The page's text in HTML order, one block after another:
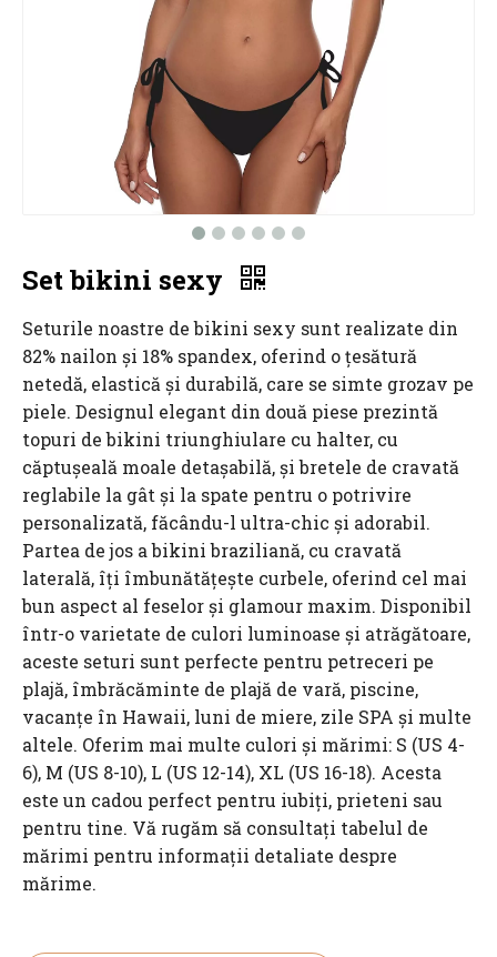
Set bikini sexy
Seturile noastre de bikini sexy sunt realizate din
82% nailon și 18% spandex, oferind o țesătură
netedă, elastică și durabilă, care se simte grozav pe
piele. Designul elegant din două piese prezintă
topuri de bikini triunghiulare cu halter, cu
căptușeală moale detașabilă, și bretele de cravată
reglabile la gât și la spate pentru o potrivire
personalizată, făcându-l ultra-chic și adorabil.
Partea de jos a bikini braziliană, cu cravată
laterală, îți îmbunătățește curbele, oferind cel mai
bun aspect al feselor și glamour maxim. Disponibil
într-o varietate de culori luminoase și atrăgătoare,
aceste seturi sunt perfecte pentru petreceri pe
plajă, îmbrăcăminte de plajă de vară, piscine,
vacanțe în Hawaii, luni de miere, zile SPA și multe
altele. Oferim mai multe culori și mărimi: S (US 4-
6), M (US 8-10), L (US 12-14), XL (US 16-18). Acesta
este un cadou perfect pentru iubiți, prieteni sau
pentru tine. Vă rugăm să consultați tabelul de
mărimi pentru informații detaliate despre
mărime.